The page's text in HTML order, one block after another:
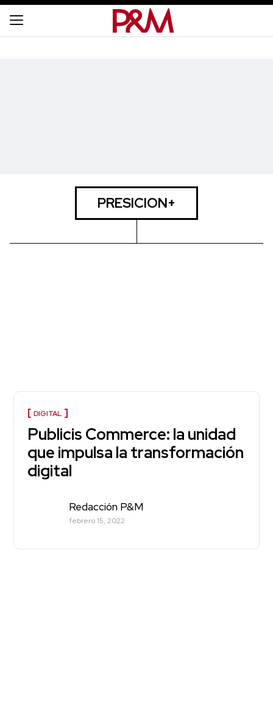
PRESICION+
DIGITAL
Publicis Commerce: la unidad
que impulsa la transformación
digital
Redacción P&M
febrero 15, 2022